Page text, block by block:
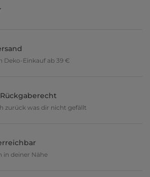
Deko-Einkauf ab 39 €
zurück was dir nicht gefällt
in deiner Nähe